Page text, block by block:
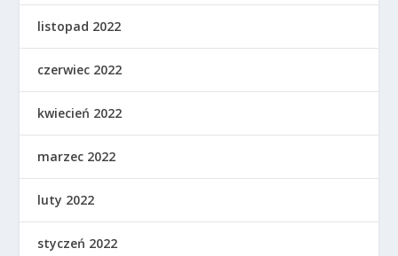
listopad 2022
czerwiec 2022
kwiecień 2022
marzec 2022
luty 2022
styczeń 2022